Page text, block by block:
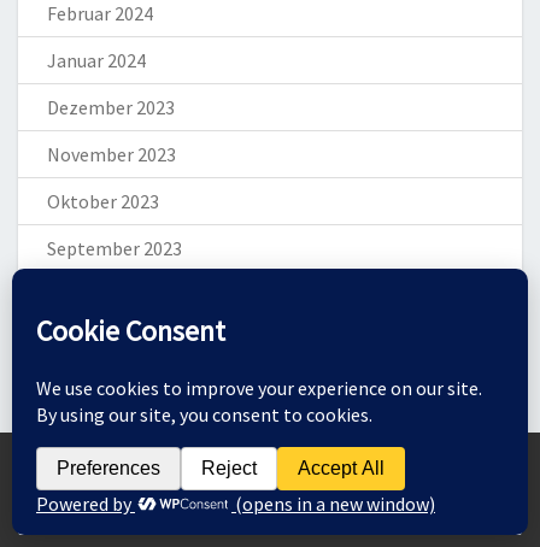
Februar 2024
Januar 2024
Dezember 2023
November 2023
Oktober 2023
September 2023
Juli 2023
Juni 2023
April 2023
März 2023
Zum Ändern Ihrer Datenschutzeinstellung, z.B. Erteilung oder Widerruf von
Einwilligungen, klicken Sie hier:
EINSTELLUNGEN